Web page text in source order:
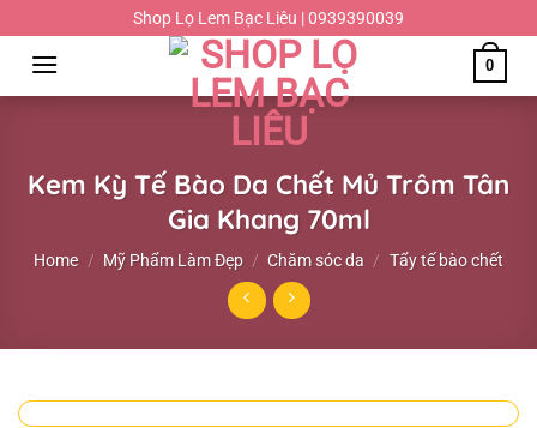
đến
dung
Shop Lọ Lem Bạc Liêu | 0939390039
0
Kem Kỳ Tế Bào Da Chết Mủ Trôm Tân
Gia Khang 70ml
Home / Mỹ Phẩm Làm Đẹp / Chăm sóc da / Tẩy tế bào chết